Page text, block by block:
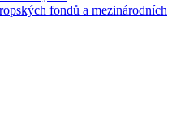
fondů a mezinárodních